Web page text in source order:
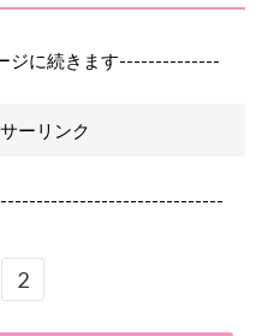
ジに続きます--------------
ーリンク
2